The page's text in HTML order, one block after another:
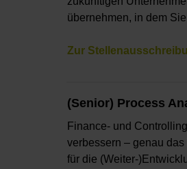
übernehmen, in dem
Zur
(Senior) Process
Finance- und
verbessern – genau
für die (Weiter-